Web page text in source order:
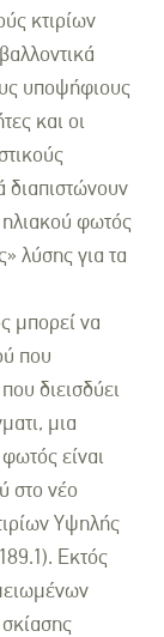
κτιρίων
υποψήφιους
και οι
διαπιστώνουν
ηλιακού φωτός
λύσης για τα
μπορεί να
που
διεισδύει
μια
είναι
στο νέο
Υψηλής
Εκτός